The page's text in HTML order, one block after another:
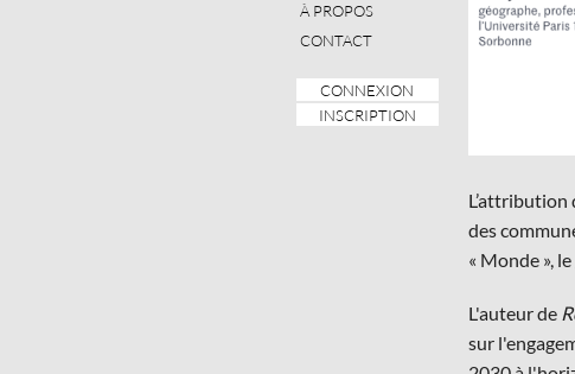
À PROPOS
CONTACT
CONNEXION
INSCRIPTION
L’attribution
des
« Monde »,
L'auteur de
sur